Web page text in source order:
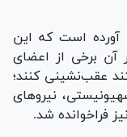
است که این
آن برخی از اعضای
عقب‌نشینی کنند؛
نیرو‌های
فراخوانده شد.